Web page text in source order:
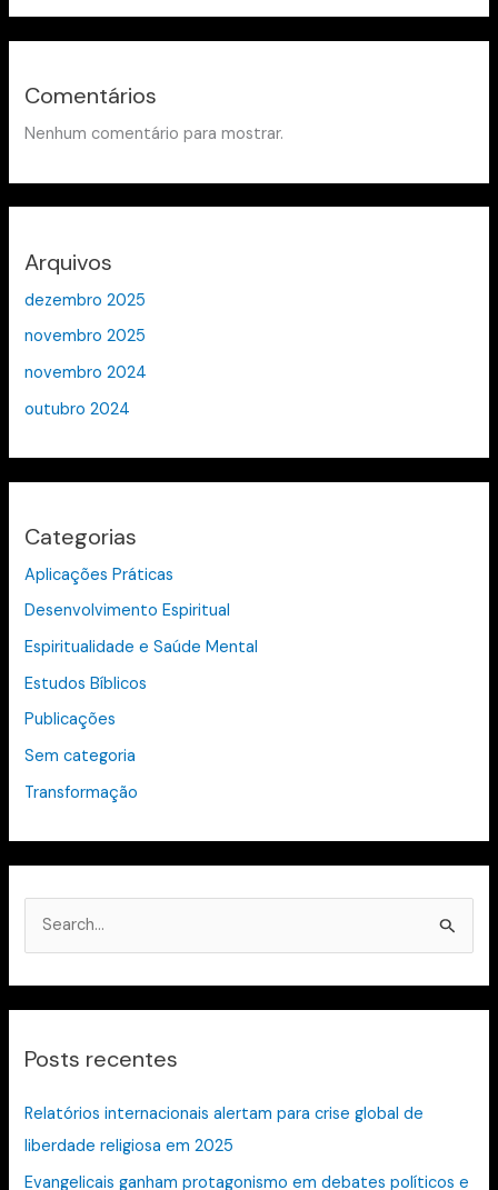
Comentários
Nenhum comentário para mostrar.
Arquivos
dezembro 2025
novembro 2025
novembro 2024
outubro 2024
Categorias
Aplicações Práticas
Desenvolvimento Espiritual
Espiritualidade e Saúde Mental
Estudos Bíblicos
Publicações
Sem categoria
Transformação
u
s
a
Posts recentes
Relatórios internacionais alertam para crise global de
liberdade religiosa em 2025
Evangelicais ganham protagonismo em debates políticos e